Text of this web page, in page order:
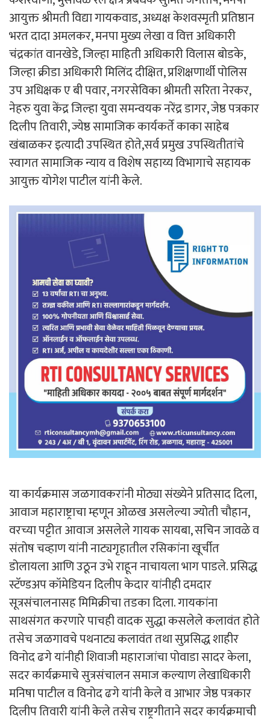
आयुक्त श्रीमती विद्या गायकवाड, अध्यक्ष केशवस्मृती प्रतिष्ठान
भरत दादा अमलकर, मनपा मुख्य लेखा व वित्त अधिकारी
चंद्रकांत वानखेडे, जिल्हा माहिती अधिकारी विलास बोडके,
जिल्हा क्रीडा अधिकारी मिलिंद दीक्षित, प्रशिक्षणार्थी पोलिस
उप अधिक्षक ए बी पवार, नगरसेविका श्रीमती सरिता नेरकर,
नेहरु युवा केंद्र जिल्हा युवा समन्वयक नरेंद्र डागर, जेष्ठ पत्रकार
दिलीप तिवारी, ज्येष्ठ सामाजिक कार्यकर्ते काका साहेब
खंबाळकर इत्यादी उपस्थित होते,सर्व प्रमुख उपस्थितीतांचे
स्वागत सामाजिक न्याय व विशेष सहाय्य विभागाचे सहायक
आयुक्त योगेश पाटील यांनी केले.
या कार्यक्रमास जळगावकरांनी मोठ्या संख्येने प्रतिसाद दिला,
आवाज महाराष्ट्राचा म्हणून ओळख असलेल्या ज्योती चौहान,
वरच्या पट्टीत आवाज असलेले गायक सायबा, सचिन जावळे व
संतोष चव्हाण यांनी नाट्यगृहातील रसिकांना खूर्चीत
डोलायला आणि उठून उभे राहून नाचायला भाग पाडले. प्रसिद्ध
स्टॅण्डअप कॉमेडियन दिलीप केदार यांनीही दमदार
सूत्रसंचालनासह मिमिक्रीचा तडका दिला. गायकांना
साथसंगत करणारे पाचही वादक सुद्धा कसलेले कलावंत होते
तसेच जळगावचे पथनाट्य कलावंत तथा सुप्रसिद्ध शाहीर
विनोद ढगे यांनीही शिवाजी महाराजांचा पोवाडा सादर केला,
सदर कार्यक्रमाचे सुत्रसंचालन समाज कल्याण लेखाधिकारी
मनिषा पाटील व विनोद ढगे यांनी केले व आभार जेष्ठ पत्रकार
दिलीप तिवारी यांनी केले तसेच राष्ट्रगीताने सदर कार्यक्रमाची